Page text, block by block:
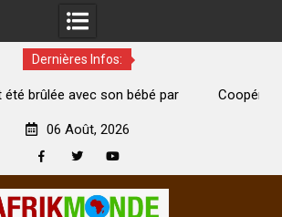
Dernières Infos:
par
Coopération: Le ministre Indien
06 Août, 2026